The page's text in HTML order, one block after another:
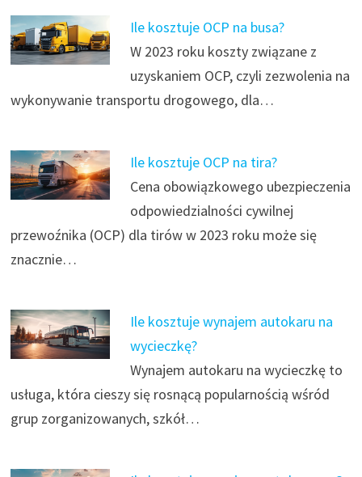
Ile kosztuje OCP na busa?
W 2023 roku koszty związane z
uzyskaniem OCP, czyli zezwolenia na
wykonywanie transportu drogowego, dla…
Ile kosztuje OCP na tira?
Cena obowiązkowego ubezpieczenia
odpowiedzialności cywilnej
przewoźnika (OCP) dla tirów w 2023 roku może się
znacznie…
Ile kosztuje wynajem autokaru na
wycieczkę?
Wynajem autokaru na wycieczkę to
usługa, która cieszy się rosnącą popularnością wśród
grup zorganizowanych, szkół…